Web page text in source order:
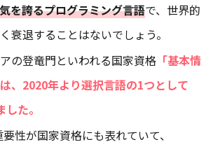
を誇るプログラミング言語で、世界的
衰退することはないでしょう。
の登竜門といわれる国家資格 「基本情
、2020年より選択言語の1つとして
た。
性が国家資格にも表れていて、